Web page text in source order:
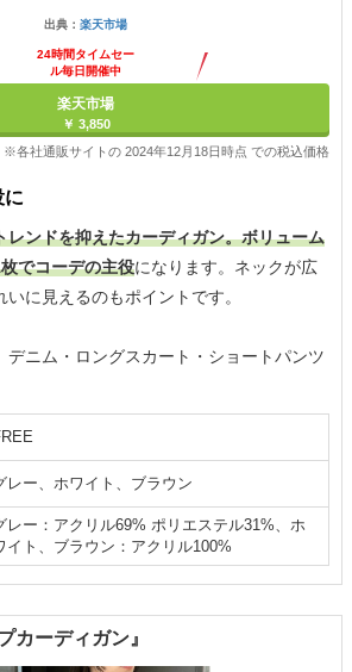
出典： 楽天市場
24時間タイムセー
ル毎日開催中
楽天市場
￥ 3,850
※各社通販サイトの 2024年12月18日時点 での税込価格
に
レンドを抑えたカーディガン。ボリューム
でコーデの主役になります。ネックが広
に見えるのもポイントです。
デニム・ロングスカート・ショートパンツ
レー、ホワイト、ブラウン
レー：アクリル69% ポリエステル31%、ホ
イト、ブラウン：アクリル100%
カーディガン』